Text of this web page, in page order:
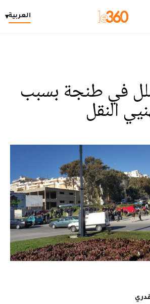
العربية▾
في طنجة بسبب
النقل